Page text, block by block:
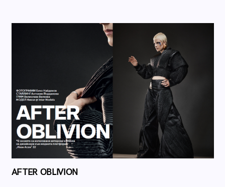
AFTER OBLIVION